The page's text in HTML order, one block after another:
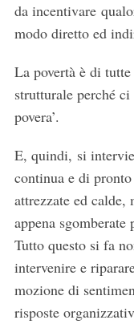
da incentivare
modo diretto ed
La povertà è di
strutturale perché ci
povera’.
E, quindi, si
continua e di
attrezzate ed calde,
appena
Tutto questo si fa
intervenire e
mozione di
risposte